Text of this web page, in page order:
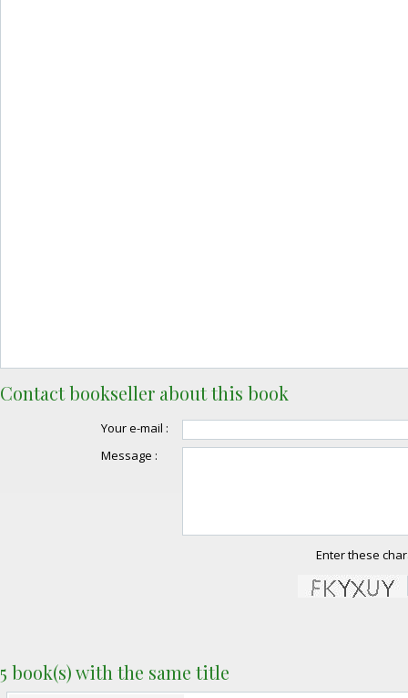
Contact bookseller about this book
Your e-mail :
Message :
Enter these
5 book(s) with the same title